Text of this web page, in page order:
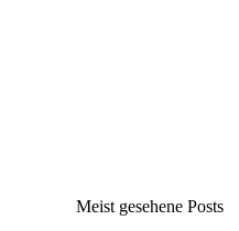
Meist gesehene Posts